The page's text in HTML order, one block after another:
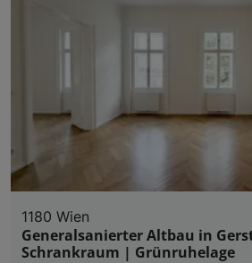
1180 Wien
Generalsanierter Altbau in
Schrankraum | Grünruhelage